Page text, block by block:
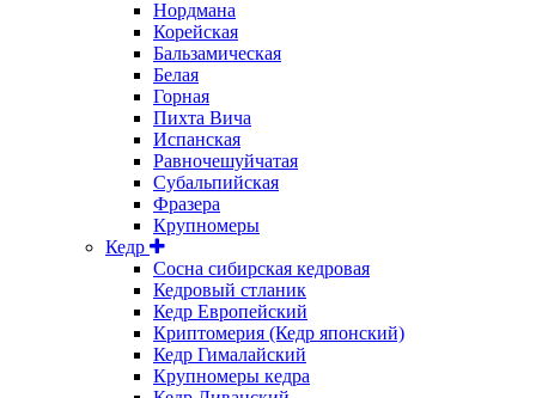
Нордмана
Корейская
Бальзамическая
Белая
Горная
Пихта Вича
Испанская
Равночешуйчатая
Субальпийская
Фразера
Крупномеры
Кедр
Сосна сибирская кедровая
Кедровый стланик
Кедр Европейский
Криптомерия (Кедр японский)
Кедр Гималайский
Крупномеры кедра